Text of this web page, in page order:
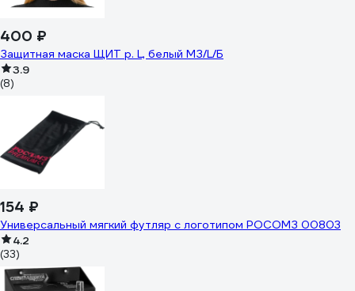
400 ₽
Защитная маска ЩИТ р. L, белый МЗ/L/Б
3.9
(8)
154 ₽
Универсальный мягкий футляр с логотипом РОСОМЗ 00803
4.2
(33)